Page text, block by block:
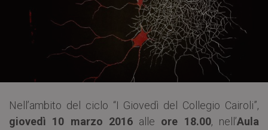
Nell’ambito del ciclo “I Giovedì del Collegio Cairoli”,
giovedì 10 marzo 2016alle ore 18.00, nell’Aula